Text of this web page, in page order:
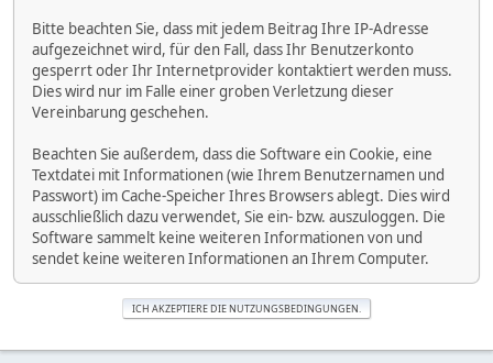
Bitte beachten Sie, dass mit jedem Beitrag Ihre IP-Adresse
aufgezeichnet wird, für den Fall, dass Ihr Benutzerkonto
gesperrt oder Ihr Internetprovider kontaktiert werden muss.
Dies wird nur im Falle einer groben Verletzung dieser
Vereinbarung geschehen.
Beachten Sie außerdem, dass die Software ein Cookie, eine
Textdatei mit Informationen (wie Ihrem Benutzernamen und
Passwort) im Cache-Speicher Ihres Browsers ablegt. Dies wird
ausschließlich dazu verwendet, Sie ein- bzw. auszuloggen. Die
Software sammelt keine weiteren Informationen von und
sendet keine weiteren Informationen an Ihrem Computer.